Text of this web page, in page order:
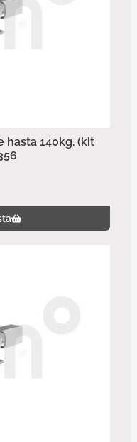
hasta 140kg. (kit